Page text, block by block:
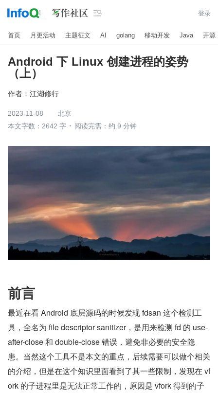
 登录
首页 月更活动 主题征文 AI golang 移动开发 Java 开源
Android 下 Linux 创建进程的姿势
（上）
作者： 江湖修行
2023-11-08
北京
本文字数：2642 字
阅读完需：约 9 分钟
前言
最近在看 Android 底层源码的时候发现 fdsan 这个检测工
具，全名为 file descriptor sanitizer，是用来检测 fd 的 use-
after-close 和 double-close 错误，避免非必要的安全隐
患。当然这个工具不是本文的重点，后续需要可以做个相关
的介绍，但是在这个知识里面看到了其一些限制，发现在 vf
ork 的子进程里是无法正常工作的，原因是 vfork 得到的子